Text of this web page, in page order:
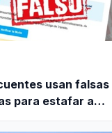
usan falsas
para estafar a